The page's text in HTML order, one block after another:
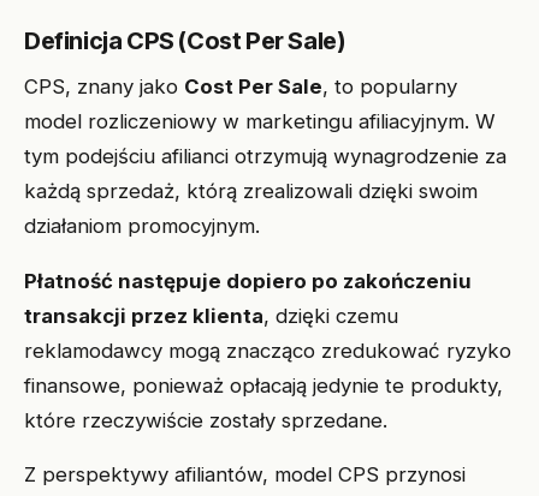
Definicja CPS (Cost Per Sale)
CPS, znany jako Cost Per Sale, to popularny
model rozliczeniowy w marketingu afiliacyjnym. W
tym podejściu afilianci otrzymują wynagrodzenie za
każdą sprzedaż, którą zrealizowali dzięki swoim
działaniom promocyjnym.
Płatność następuje dopiero po zakończeniu
transakcji przez klienta, dzięki czemu
reklamodawcy mogą znacząco zredukować ryzyko
finansowe, ponieważ opłacają jedynie te produkty,
które rzeczywiście zostały sprzedane.
Z perspektywy afiliantów, model CPS przynosi